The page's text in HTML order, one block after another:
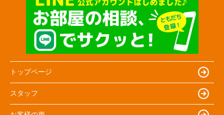
トップページ
スタッフ